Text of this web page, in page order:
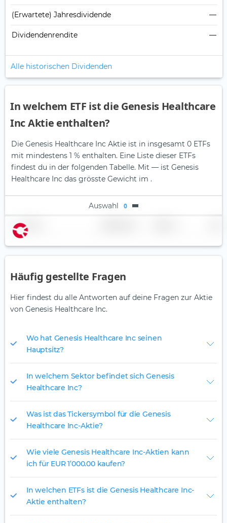
(Erwartete) Jahresdividende —
Dividendenrendite —
Alle historischen Dividenden
In welchem ETF ist die Genesis Healthcare
Inc Aktie enthalten?
Die Genesis Healthcare Inc Aktie ist in insgesamt 0 ETFs
mit mindestens 1 % enthalten. Eine Liste dieser ETFs
findest du in der folgenden Tabelle. Mit — ist Genesis
Healthcare Inc das grösste Gewicht im .
Auswahl 0
Name
Häufig gestellte Fragen
Hier findest du alle Antworten auf deine Fragen zur Aktie
von Genesis Healthcare Inc.
Wo hat Genesis Healthcare Inc seinen
Hauptsitz?
In welchem Sektor befindet sich Genesis
Healthcare Inc?
Was ist das Tickersymbol für die Genesis
Healthcare Inc-Aktie?
Wie viele Genesis Healthcare Inc-Aktien kann
ich für EUR 1’000.00 kaufen?
In welchen ETFs ist die Genesis Healthcare Inc-
Aktie enthalten?